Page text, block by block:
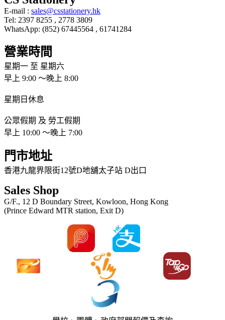
E-mail : sales@csstationery.hk
Tel: 2397 8255 , 2778 3809
WhatsApp: (852) 67445564 , 61741284
營業時間
星期一 至 星期六
早上 9:00 ～晚上 8:00
星期日休息
公眾假期 及 勞工假期
早上 10:00 ～晚上 7:00
門市地址
香港九龍界限街12號D地舖太子站 D出口
Sales Shop
G/F., 12 D Boundary Street, Kowloon, Hong Kong
(Prince Edward MTR station, Exit D)